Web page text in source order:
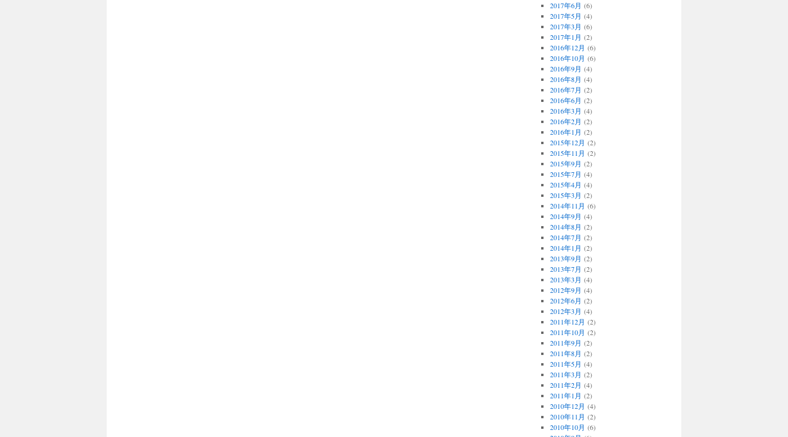
2017年6月 (6)
2017年5月 (4)
2017年3月 (6)
2017年1月 (2)
2016年12月 (6)
2016年10月 (6)
2016年9月 (4)
2016年8月 (4)
2016年7月 (2)
2016年6月 (2)
2016年3月 (4)
2016年2月 (2)
2016年1月 (2)
2015年12月 (2)
2015年11月 (2)
2015年9月 (2)
2015年7月 (4)
2015年4月 (4)
2015年3月 (2)
2014年11月 (6)
2014年9月 (4)
2014年8月 (2)
2014年7月 (2)
2014年1月 (2)
2013年9月 (2)
2013年7月 (2)
2013年3月 (4)
2012年9月 (4)
2012年6月 (2)
2012年3月 (4)
2011年12月 (2)
2011年10月 (2)
2011年9月 (2)
2011年8月 (2)
2011年5月 (4)
2011年3月 (2)
2011年2月 (4)
2011年1月 (2)
2010年12月 (4)
2010年11月 (2)
2010年10月 (6)